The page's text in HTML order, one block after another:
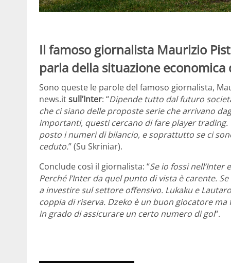
Il famoso giornalista Maurizio
parla della situazione economica
Sono queste le parole del famoso giornalista,
news.itsull’Inter: “Dipende tutto dal futuro
che ci siano delle proposte serie che arrivano
importanti, questi cercano di fare player
posto i numeri di bilancio, e soprattutto se ci
ceduto.” (Su Skriniar).
Conclude così il giornalista: “Se io fossi
Perché l’Inter da quel punto di vista è carente.
a investire sul settore offensivo. Lukaku e
coppia di riserva. Dzeko è un buon giocatore
in grado di assicurare un certo numero di gol“.